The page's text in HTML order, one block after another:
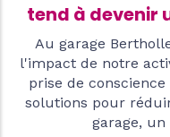
tend à devenir
Au garage
l'impact de notre
prise de
solutions pour
garage, un